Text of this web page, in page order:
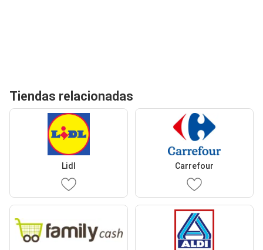
Tiendas relacionadas
Lidl Carrefour